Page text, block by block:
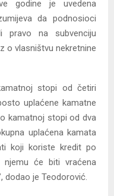
godine je uvedena
da podnosioci
pravo na subvenciju
o vlasništvu nekretnine
stopi od četiri
uplaćene kamatne
kamatnoj stopi od dva
uplaćena kamata
koji koriste kredit po
će biti vraćena
dodao je Teodorović.